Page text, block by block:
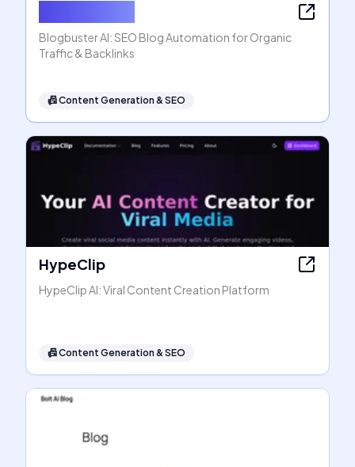
Blogbuster AI: SEO Blog Automation for Organic
Traffic & Backlinks
📠Content Generation & SEO
HypeClip
HypeClip AI: Viral Content Creation Platform
📠Content Generation & SEO